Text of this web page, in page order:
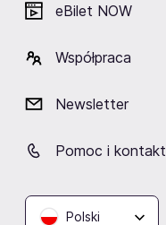
eBilet NOW
Współpraca
Newsletter
Pomoc i kontakt
Polski